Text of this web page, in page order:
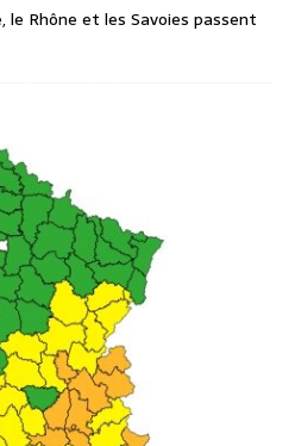
le Rhône et les Savoies passent